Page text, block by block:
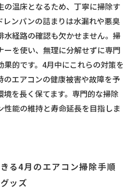
の温床となるため、丁寧に掃除す
レンパンの詰まりは水漏れや悪臭
水経路の確認も欠かせません。掃
ーを使い、無理に分解せずに専門
的です。4月中にこれらの対策を
のエアコンの健康被害や故障を予
境を長く保てます。専門的な掃除
性能の維持と寿命延長を目指しま
る4月のエアコン掃除手順
ッズ